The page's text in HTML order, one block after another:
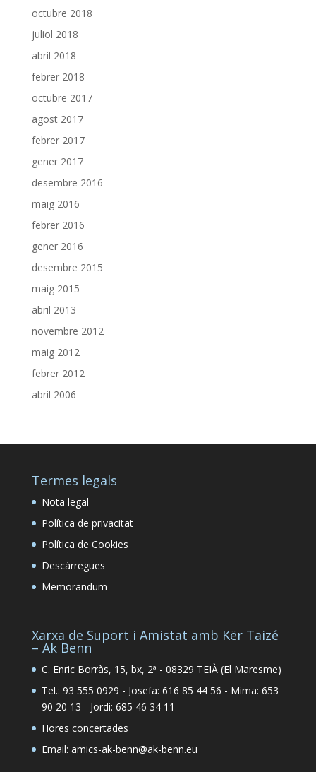
octubre 2018
juliol 2018
abril 2018
febrer 2018
octubre 2017
agost 2017
febrer 2017
gener 2017
desembre 2016
maig 2016
febrer 2016
gener 2016
desembre 2015
maig 2015
abril 2013
novembre 2012
maig 2012
febrer 2012
abril 2006
Termes legals
Nota legal
Política de privacitat
Política de Cookies
Descàrregues
Memorandum
Xarxa de Suport i Amistat amb Kër Taizé
– Ak Benn
C. Enric Borràs, 15, bx, 2ª - 08329 TEIÀ (El Maresme)
Tel.: 93 555 0929 - Josefa: 616 85 44 56 - Mima: 653
90 20 13 - Jordi: 685 46 34 11
Hores concertades
Email: amics-ak-benn@ak-benn.eu